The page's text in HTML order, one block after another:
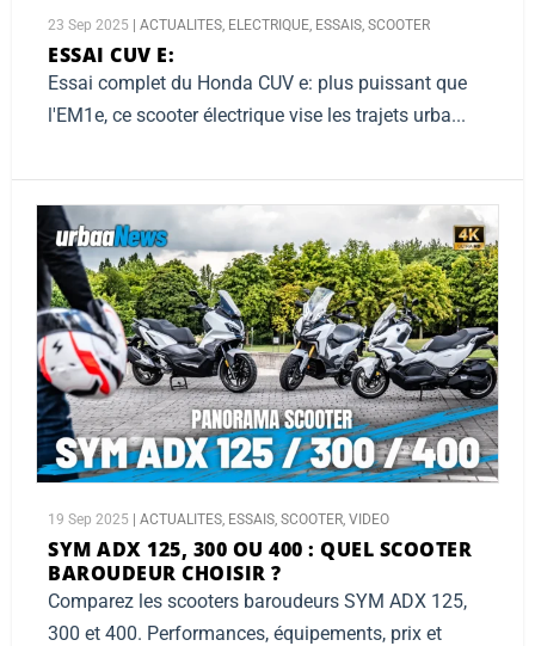
23 Sep 2025 ACTUALITES, ELECTRIQUE, ESSAIS, SCOOTER
ESSAI CUV E:
Essai complet du Honda CUV e: plus puissant que
l'EM1e, ce scooter électrique vise les trajets urba...
19 Sep 2025 | ACTUALITES ESSAIS SCOOTER VIDEO
SYM ADX 125, 300 OU 400 : QUEL SCOOTER
BAROUDEUR CHOISIR ?
Comparez les scooters baroudeurs SYM ADX 125,
300 et 400. Performances, équipements, prix et